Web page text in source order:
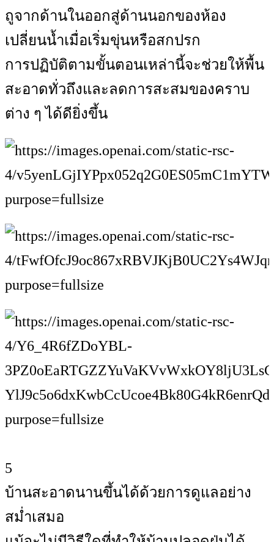
ถูจากด้านในออกสู่ด้านนอกของห้อง
เปลี่ยนน้ำเมื่อเริ่มขุ่นหรือสกปรก
การปฏิบัติตามขั้นตอนเหล่านี้จะช่วยให้พื้น
สะอาดทั่วถึงและลดการสะสมของคราบ
ต่าง ๆ ได้ดียิ่งขึ้น
5
บ้านสะอาดนานขึ้นได้ด้วยการดูแลอย่าง
สม่ำเสมอ